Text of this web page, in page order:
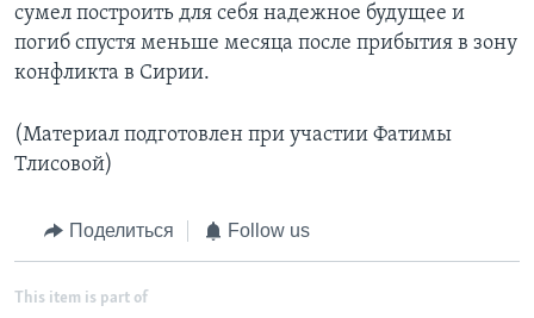
сумел построить для себя надежное будущее и
погиб спустя меньше месяца после прибытия в зону
конфликта в Сирии.
(Материал подготовлен при участии Фатимы
Тлисовой)
Поделиться Follow us
This item is part of